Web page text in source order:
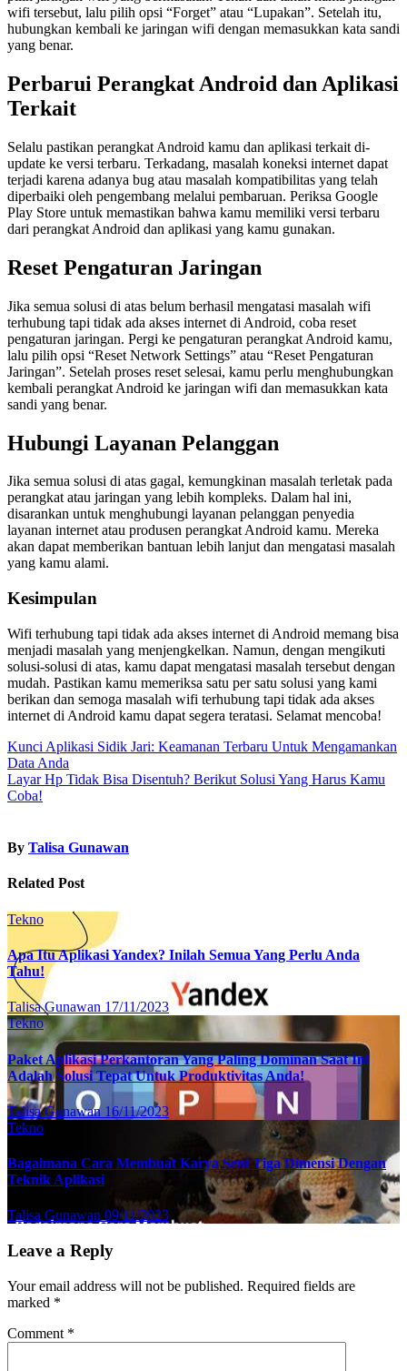
wifi tersebut, lalu pilih opsi “Forget” atau “Lupakan”. Setelah itu,
hubungkan kembali ke jaringan wifi dengan memasukkan kata sandi
yang benar.
Perbarui Perangkat Android dan Aplikasi
Terkait
Selalu pastikan perangkat Android kamu dan aplikasi terkait di-
update ke versi terbaru. Terkadang, masalah koneksi internet dapat
terjadi karena adanya bug atau masalah kompatibilitas yang telah
diperbaiki oleh pengembang melalui pembaruan. Periksa Google
Play Store untuk memastikan bahwa kamu memiliki versi terbaru
dari perangkat Android dan aplikasi yang kamu gunakan.
Reset Pengaturan Jaringan
Jika semua solusi di atas belum berhasil mengatasi masalah wifi
terhubung tapi tidak ada akses internet di Android, coba reset
pengaturan jaringan. Pergi ke pengaturan perangkat Android kamu,
lalu pilih opsi “Reset Network Settings” atau “Reset Pengaturan
Jaringan”. Setelah proses reset selesai, kamu perlu menghubungkan
kembali perangkat Android ke jaringan wifi dan memasukkan kata
sandi yang benar.
Hubungi Layanan Pelanggan
Jika semua solusi di atas gagal, kemungkinan masalah terletak pada
perangkat atau jaringan yang lebih kompleks. Dalam hal ini,
disarankan untuk menghubungi layanan pelanggan penyedia
layanan internet atau produsen perangkat Android kamu. Mereka
akan dapat memberikan bantuan lebih lanjut dan mengatasi masalah
yang kamu alami.
Kesimpulan
Wifi terhubung tapi tidak ada akses internet di Android memang bisa
menjadi masalah yang menjengkelkan. Namun, dengan mengikuti
solusi-solusi di atas, kamu dapat mengatasi masalah tersebut dengan
mudah. Pastikan kamu memeriksa satu per satu solusi yang kami
berikan dan semoga masalah wifi terhubung tapi tidak ada akses
internet di Android kamu dapat segera teratasi. Selamat mencoba!
Post
navigation
Kunci Aplikasi Sidik Jari: Keamanan Terbaru Untuk Mengamankan
Data Anda
Layar Hp Tidak Bisa Disentuh? Berikut Solusi Yang Harus Kamu
Coba!
By Talisa Gunawan
Related Post
Tekno
Apa Itu Aplikasi Yandex? Inilah Semua Yang Perlu Anda
Tahu!
Talisa Gunawan 17/11/2023
Tekno
Paket Aplikasi Perkantoran Yang Paling Dominan Saat Ini
Adalah Solusi Tepat Untuk Produktivitas Anda!
Talisa Gunawan 16/11/2023
Tekno
Bagaimana Cara Membuat Karya Seni Tiga Dimensi Dengan
Teknik Aplikasi
Talisa Gunawan 09/11/2023
Leave a Reply
Your email address will not be published. Required fields are
marked *
Comment *